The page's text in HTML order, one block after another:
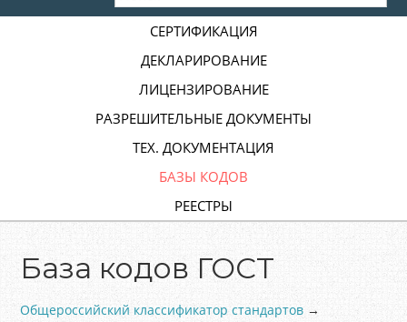
СЕРТИФИКАЦИЯ
ДЕКЛАРИРОВАНИЕ
ЛИЦЕНЗИРОВАНИЕ
РАЗРЕШИТЕЛЬНЫЕ ДОКУМЕНТЫ
ТЕХ. ДОКУМЕНТАЦИЯ
БАЗЫ КОДОВ
РЕЕСТРЫ
База кодов ГОСТ
Общероссийский классификатор стандартов →